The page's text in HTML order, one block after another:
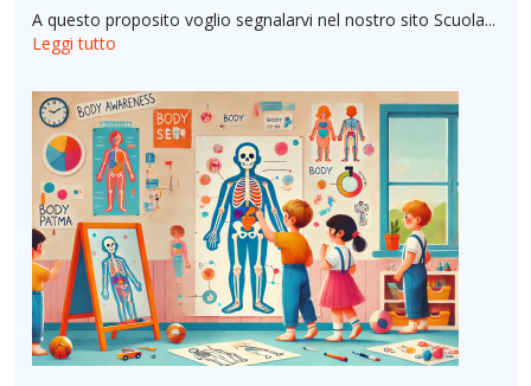
A questo proposito voglio segnalarvi nel nostro sito Scuola...
Leggi tutto